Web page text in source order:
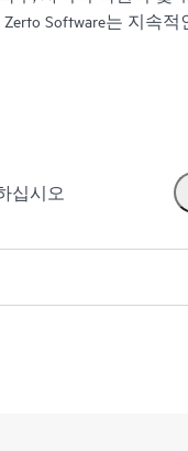
Software는 지속적
서 애플리케이션과
다.
십시오